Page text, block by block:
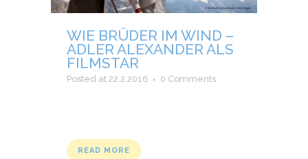
WIE BRÜDER IM WIND –
ADLER ALEXANDER ALS
FILMSTAR
Posted at 22.2.2016 0 Comments
READ MORE